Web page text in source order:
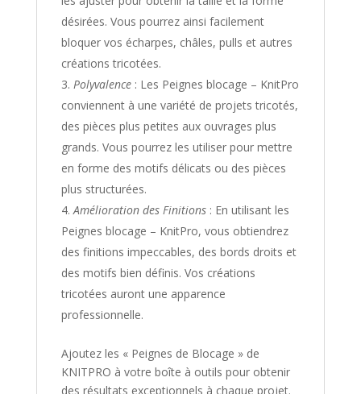
désirées. Vous pourrez ainsi facilement
bloquer vos écharpes, châles, pulls et autres
créations tricotées.
Polyvalence: Les Peignes blocage – KnitPro
conviennent à une variété de projets tricotés,
des pièces plus petites aux ouvrages plus
grands. Vous pourrez les utiliser pour mettre
en forme des motifs délicats ou des pièces
plus structurées.
Amélioration des Finitions: En utilisant les
Peignes blocage – KnitPro, vous obtiendrez
des finitions impeccables, des bords droits et
des motifs bien définis. Vos créations
tricotées auront une apparence
professionnelle.
Ajoutez les « Peignes de Blocage » de
KNITPRO à votre boîte à outils pour obtenir
des résultats exceptionnels à chaque projet.